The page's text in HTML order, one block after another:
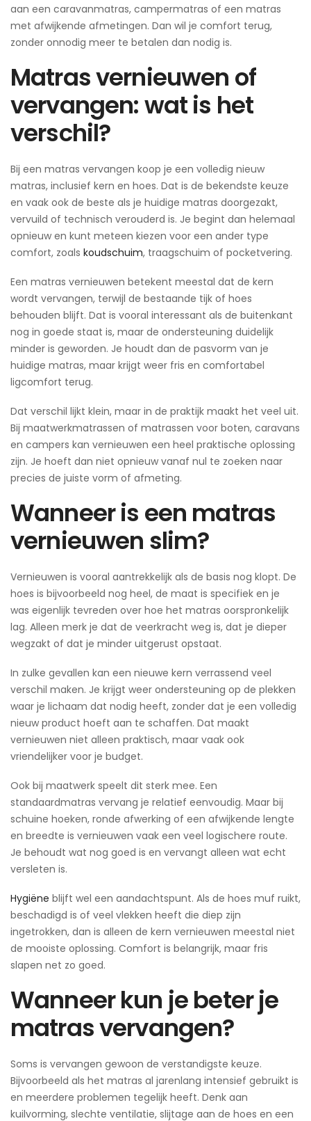
aan een caravanmatras, campermatras of een matras
met afwijkende afmetingen. Dan wil je comfort terug,
zonder onnodig meer te betalen dan nodig is.
Matras vernieuwen of
vervangen: wat is het
verschil?
Bij een matras vervangen koop je een volledig nieuw
matras, inclusief kern en hoes. Dat is de bekendste keuze
en vaak ook de beste als je huidige matras doorgezakt,
vervuild of technisch verouderd is. Je begint dan helemaal
opnieuw en kunt meteen kiezen voor een ander type
comfort, zoals koudschuim, traagschuim of pocketvering.
Een matras vernieuwen betekent meestal dat de kern
wordt vervangen, terwijl de bestaande tijk of hoes
behouden blijft. Dat is vooral interessant als de buitenkant
nog in goede staat is, maar de ondersteuning duidelijk
minder is geworden. Je houdt dan de pasvorm van je
huidige matras, maar krijgt weer fris en comfortabel
ligcomfort terug.
Dat verschil lijkt klein, maar in de praktijk maakt het veel uit.
Bij maatwerkmatrassen of matrassen voor boten, caravans
en campers kan vernieuwen een heel praktische oplossing
zijn. Je hoeft dan niet opnieuw vanaf nul te zoeken naar
precies de juiste vorm of afmeting.
Wanneer is een matras
vernieuwen slim?
Vernieuwen is vooral aantrekkelijk als de basis nog klopt. De
hoes is bijvoorbeeld nog heel, de maat is specifiek en je
was eigenlijk tevreden over hoe het matras oorspronkelijk
lag. Alleen merk je dat de veerkracht weg is, dat je dieper
wegzakt of dat je minder uitgerust opstaat.
In zulke gevallen kan een nieuwe kern verrassend veel
verschil maken. Je krijgt weer ondersteuning op de plekken
waar je lichaam dat nodig heeft, zonder dat je een volledig
nieuw product hoeft aan te schaffen. Dat maakt
vernieuwen niet alleen praktisch, maar vaak ook
vriendelijker voor je budget.
Ook bij maatwerk speelt dit sterk mee. Een
standaardmatras vervang je relatief eenvoudig. Maar bij
schuine hoeken, ronde afwerking of een afwijkende lengte
en breedte is vernieuwen vaak een veel logischere route.
Je behoudt wat nog goed is en vervangt alleen wat echt
versleten is.
Hygiëne blijft wel een aandachtspunt. Als de hoes muf ruikt,
beschadigd is of veel vlekken heeft die diep zijn
ingetrokken, dan is alleen de kern vernieuwen meestal niet
de mooiste oplossing. Comfort is belangrijk, maar fris
slapen net zo goed.
Wanneer kun je beter je
matras vervangen?
Soms is vervangen gewoon de verstandigste keuze.
Bijvoorbeeld als het matras al jarenlang intensief gebruikt is
en meerdere problemen tegelijk heeft. Denk aan
kuilvorming, slechte ventilatie, slijtage aan de hoes en een